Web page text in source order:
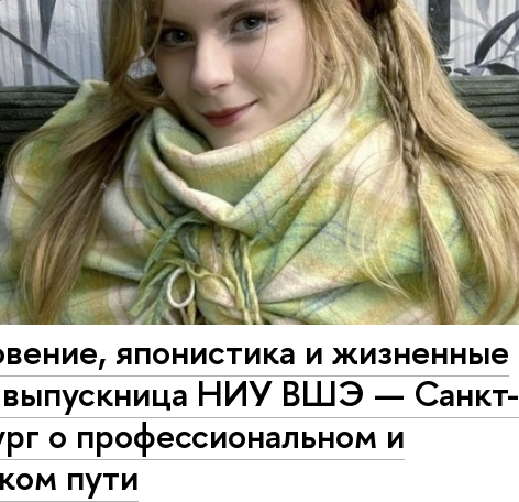
японистика и жизненные
выпускница НИУ ВШЭ — Санкт-
о профессиональном и
пути